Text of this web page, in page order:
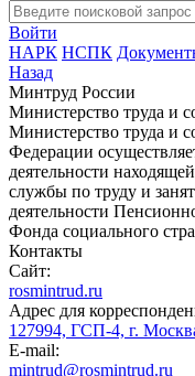
Войти
НАРК НСПК
Назад
Минтруд России
Министерство труда и
Министерство труда и
Федерации
деятельности
службы по труду и
деятельности
Фонда социального
Контакты
Сайт:
rosmintrud.ru
Адрес для
127994, ГСП-4, г.
E-mail:
mintrud@rosmintrud.ru